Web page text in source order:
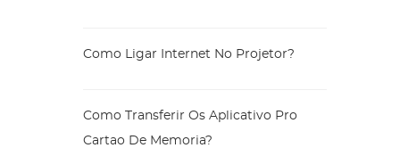
Como Ligar Internet No Projetor?
Como Transferir Os Aplicativo Pro
Cartao De Memoria?